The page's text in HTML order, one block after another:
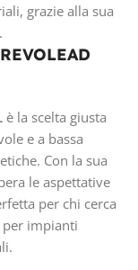
grazie alla sua
è la scelta giusta
e a bassa
Con la sua
le aspettative
per chi cerca
impianti